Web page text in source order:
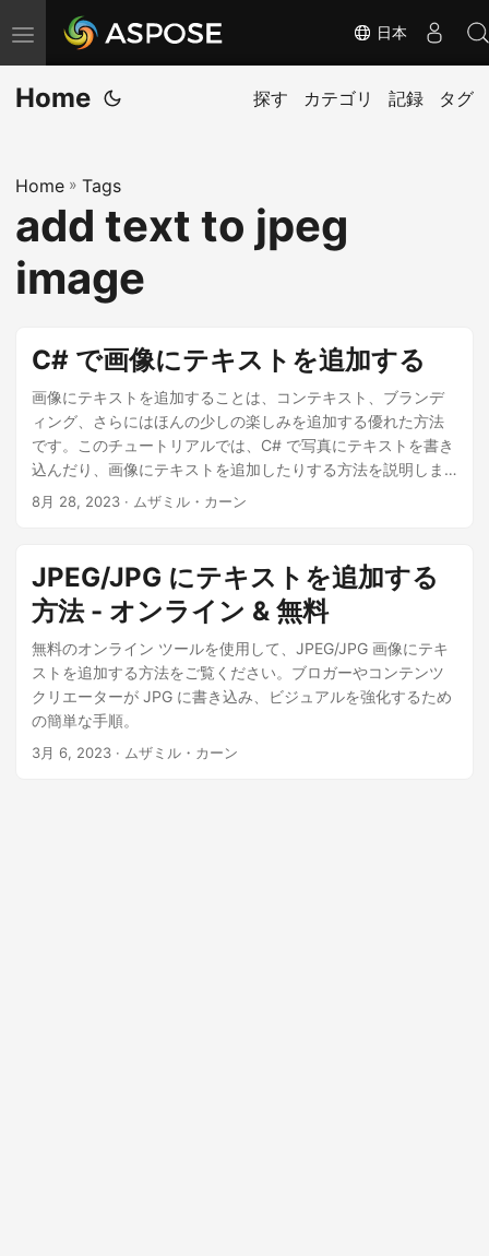
ナ
ビ
ゲ
ョ
ン
切
え
日本
Home 探す カテゴリ 記録 タグ
Home » Tags
add text to jpeg
image
C# で画像にテキストを追加する
画像にテキストを追加することは、コンテキスト、ブランデ
ィング、さらにはほんの少しの楽しみを追加する優れた方法
です。このチュートリアルでは、C# で写真にテキストを書き
込んだり、画像にテキストを追加したりする方法を説明しま
す。
8月 28, 2023 · ムザミル・カーン
JPEG/JPG にテキストを追加する
方法 - オンライン & 無料
無料のオンライン ツールを使用して、JPEG/JPG 画像にテキ
ストを追加する方法をご覧ください。ブロガーやコンテンツ
クリエーターが JPG に書き込み、ビジュアルを強化するため
の簡単な手順。
3月 6, 2023 · ムザミル・カーン